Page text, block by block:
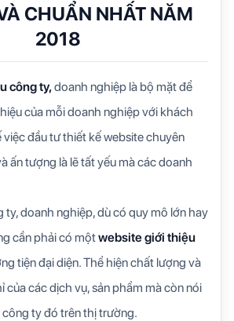
CHUẨN NHẤT NĂM
2018
công ty,doanh nghiệp là bộ mặt để
của mỗi doanh nghiệp với khách
việc đầu tư thiết kế website chuyên
ấn tượng là lẽ tất yếu mà các doanh
ty, doanh nghiệp, dù có quy mô lớn hay
cần phải có mộtwebsite giới thiệu
tiện đại diện. Thể hiện chất lượng và
của các dịch vụ, sản phẩm mà còn nói
công ty đó trên thị trường.